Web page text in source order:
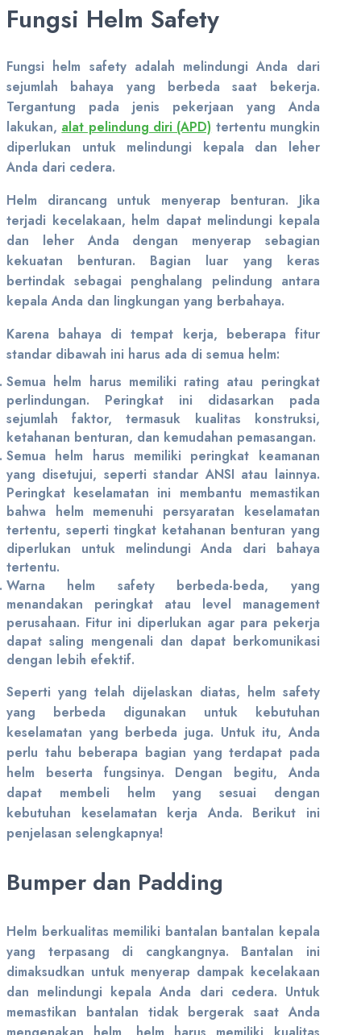
Fungsi Helm Safety
Fungsi helm safety adalah melindungi Anda dari
sejumlah bahaya yang berbeda saat bekerja.
Tergantung pada jenis pekerjaan yang Anda
lakukan, alat pelindung diri (APD) tertentu mungkin
diperlukan untuk melindungi kepala dan leher
Anda dari cedera.
Helm dirancang untuk menyerap benturan. Jika
terjadi kecelakaan, helm dapat melindungi kepala
dan leher Anda dengan menyerap sebagian
kekuatan benturan. Bagian luar yang keras
bertindak sebagai penghalang pelindung antara
kepala Anda dan lingkungan yang berbahaya.
Karena bahaya di tempat kerja, beberapa fitur
standar dibawah ini harus ada di semua helm:
Semua helm harus memiliki rating atau peringkat
perlindungan. Peringkat ini didasarkan pada
sejumlah faktor, termasuk kualitas konstruksi,
ketahanan benturan, dan kemudahan pemasangan.
Semua helm harus memiliki peringkat keamanan
yang disetujui, seperti standar ANSI atau lainnya.
Peringkat keselamatan ini membantu memastikan
bahwa helm memenuhi persyaratan keselamatan
tertentu, seperti tingkat ketahanan benturan yang
diperlukan untuk melindungi Anda dari bahaya
tertentu.
Warna helm safety berbeda-beda, yang
menandakan peringkat atau level management
perusahaan. Fitur ini diperlukan agar para pekerja
dapat saling mengenali dan dapat berkomunikasi
dengan lebih efektif.
Seperti yang telah dijelaskan diatas, helm safety
yang berbeda digunakan untuk kebutuhan
keselamatan yang berbeda juga. Untuk itu, Anda
perlu tahu beberapa bagian yang terdapat pada
helm beserta fungsinya. Dengan begitu, Anda
dapat membeli helm yang sesuai dengan
kebutuhan keselamatan kerja Anda. Berikut ini
penjelasan selengkapnya!
Bumper dan Padding
Helm berkualitas memiliki bantalan bantalan kepala
yang terpasang di cangkangnya. Bantalan ini
dimaksudkan untuk menyerap dampak kecelakaan
dan melindungi kepala Anda dari cedera. Untuk
memastikan bantalan tidak bergerak saat Anda